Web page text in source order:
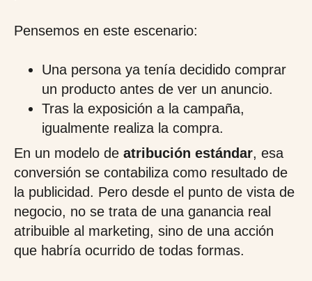
Pensemos en este escenario:
Una persona ya tenía decidido comprar
un producto antes de ver un anuncio.
Tras la exposición a la campaña,
igualmente realiza la compra.
En un modelo de atribución estándar, esa
conversión se contabiliza como resultado de
la publicidad. Pero desde el punto de vista de
negocio, no se trata de una ganancia real
atribuible al marketing, sino de una acción
que habría ocurrido de todas formas.